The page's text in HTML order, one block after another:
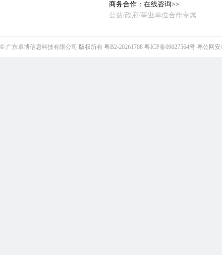
商务合作： 在线咨询>>
公益/政府/事业单位合作专属
© 广东卓博信息科技有限公司 版权所有 粤B2-20261708 粤ICP备09027564号 粤公网安